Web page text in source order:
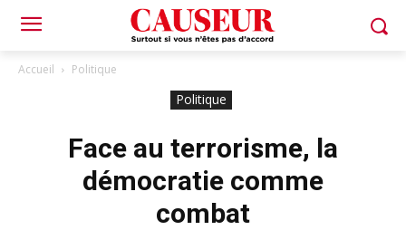
Accueil Politique
Politique
Face au terrorisme, la
démocratie comme
combat